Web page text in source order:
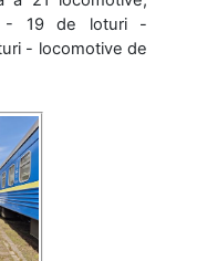
- 19 de loturi -
- locomotive de